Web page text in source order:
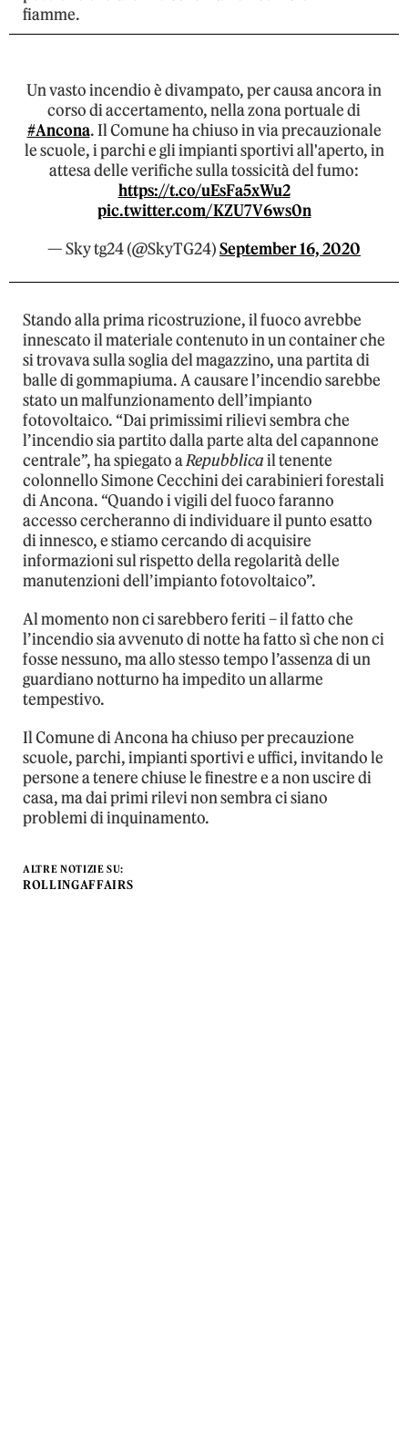
fiamme.
Un vasto incendio è divampato, per causa ancora in
corso di accertamento, nella zona portuale di
#Ancona. Il Comune ha chiuso in via precauzionale
le scuole, i parchi e gli impianti sportivi all'aperto, in
attesa delle verifiche sulla tossicità del fumo:
https://t.co/uEsFa5xWu2
pic.twitter.com/KZU7V6ws0n
— Sky tg24 (@SkyTG24)September 16, 2020
Stando alla prima ricostruzione, il fuoco avrebbe
innescato il materiale contenuto in un container che
si trovava sulla soglia del magazzino, una partita di
balle di gommapiuma. A causare l’incendio sarebbe
stato un malfunzionamento dell’impianto
fotovoltaico. “Dai primissimi rilievi sembra che
l’incendio sia partito dalla parte alta del capannone
centrale”, ha spiegato aRepubblicail tenente
colonnello Simone Cecchini dei carabinieri forestali
di Ancona. “Quando i vigili del fuoco faranno
accesso cercheranno di individuare il punto esatto
di innesco, e stiamo cercando di acquisire
informazioni sul rispetto della regolarità delle
manutenzioni dell’impianto fotovoltaico”.
Al momento non ci sarebbero feriti – il fatto che
l’incendio sia avvenuto di notte ha fatto sì che non ci
fosse nessuno, ma allo stesso tempo l’assenza di un
guardiano notturno ha impedito un allarme
tempestivo.
Il Comune di Ancona ha chiuso per precauzione
scuole, parchi, impianti sportivi e uffici, invitando le
persone a tenere chiuse le finestre e a non uscire di
casa, ma dai primi rilevi non sembra ci siano
problemi di inquinamento.
ALTRE NOTIZIE SU:
ROLLINGAFFAIRS